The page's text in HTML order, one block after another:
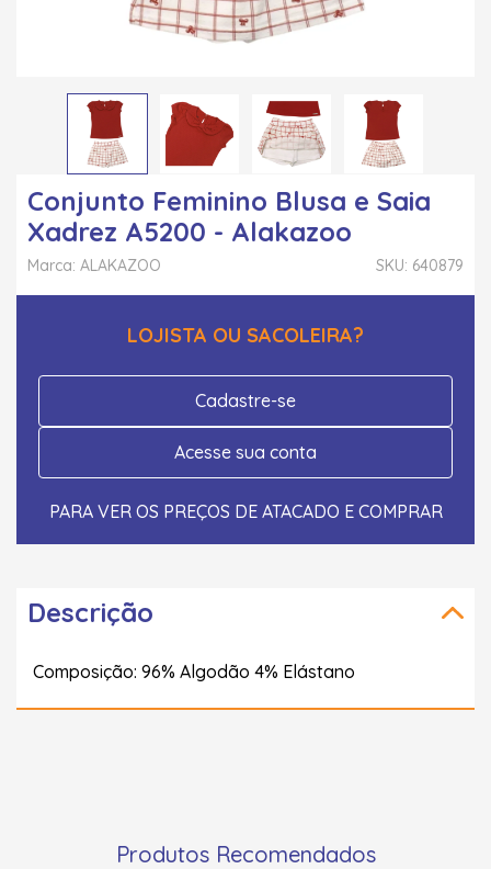
Conjunto Feminino Blusa e Saia
Xadrez A5200 - Alakazoo
SKU: 640879
Marca: ALAKAZOO
LOJISTA OU SACOLEIRA?
Cadastre-se
Acesse sua conta
PARA VER OS PREÇOS DE ATACADO E COMPRAR
Descrição
Composição: 96% Algodão 4% Elástano
Produtos Recomendados